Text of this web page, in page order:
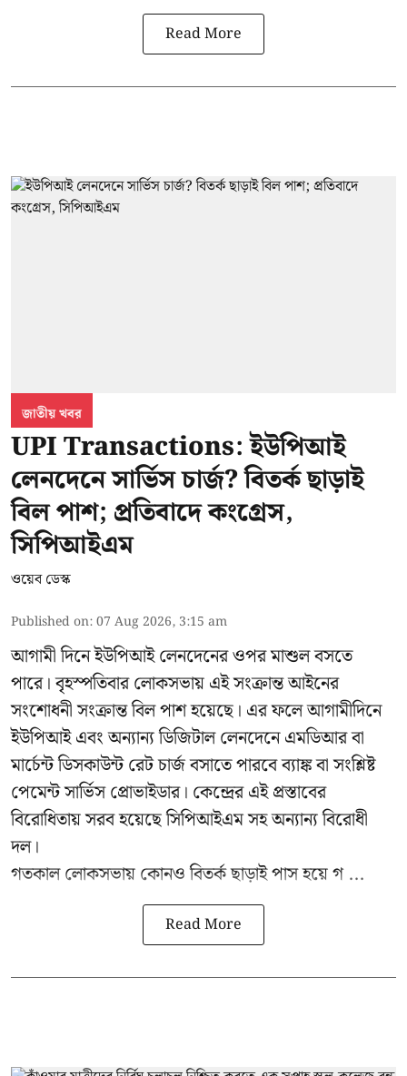
Read More
জাতীয় খবর
UPI Transactions: ইউপিআই
লেনদেনে সার্ভিস চার্জ? বিতর্ক ছাড়াই
বিল পাশ; প্রতিবাদে কংগ্রেস,
সিপিআইএম
ওয়েব ডেস্ক
Published on:07 Aug 2026, 3:15 am
আগামী দিনে ইউপিআই লেনদেনের ওপর মাশুল বসতে
পারে। বৃহস্পতিবার লোকসভায় এই সংক্রান্ত আইনের
সংশোধনী সংক্রান্ত বিল পাশ হয়েছে। এর ফলে আগামীদিনে
ইউপিআই এবং অন্যান্য ডিজিটাল লেনদেনে এমডিআর বা
মার্চেন্ট ডিসকাউন্ট রেট চার্জ বসাতে পারবে ব্যাঙ্ক বা সংশ্লিষ্ট
পেমেন্ট সার্ভিস প্রোভাইডার। কেন্দ্রের এই প্রস্তাবের
বিরোধিতায় সরব হয়েছে সিপিআইএম সহ অন্যান্য বিরোধী
দল।
গতকাল লোকসভায় কোনও বিতর্ক ছাড়াই পাস হয়ে গ ...
Read More